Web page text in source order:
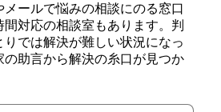
ールで悩みの相談にのる窓口
間対応の相談室もあります。判
りでは解決が難しい状況になっ
の助言から解決の糸口が見つか